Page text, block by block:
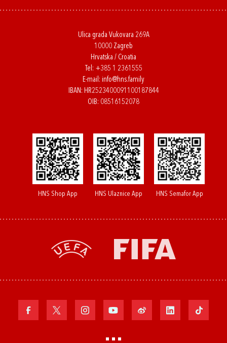
Ulica grada Vukovara 269A
10000 Zagreb
Hrvatska / Croatia
Tel: +385 1 2361555
E-mail: info@hns.family
IBAN: HR2523400091100187844
OIB: 08516152078
HNS Shop App HNS Ulaznice App HNS Semafor App